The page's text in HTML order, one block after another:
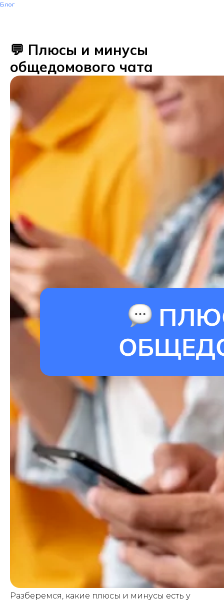
Блог
💬 Плюсы и минусы
общедомового чата
Разберемся, какие плюсы и минусы есть у